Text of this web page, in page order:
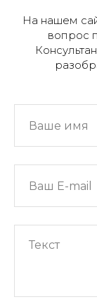
На нашем
вопрос